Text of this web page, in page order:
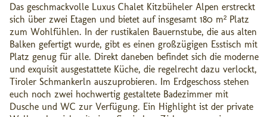
Das geschmackvolle Luxus Chalet Kitzbüheler Alpen erstreckt
sich über zwei Etagen und bietet auf insgesamt 180 m² Platz
zum Wohlfühlen. In der rustikalen Bauernstube, die aus alten
Balken gefertigt wurde, gibt es einen großzügigen Esstisch mit
Platz genug für alle. Direkt daneben befindet sich die moderne
und exquisit ausgestattete Küche, die regelrecht dazu verlockt,
Tiroler Schmankerln auszuprobieren. Im Erdgeschoss stehen
euch noch zwei hochwertig gestaltete Badezimmer mit
Dusche und WC zur Verfügung. Ein Highlight ist der private